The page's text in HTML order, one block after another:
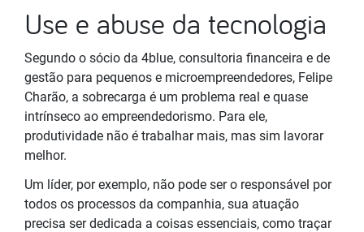
Use e abuse da tecnologia
Segundo o sócio da 4blue, consultoria financeira e de
gestão para pequenos e microempreendedores, Felipe
Charão, a sobrecarga é um problema real e quase
intrínseco ao empreendedorismo. Para ele,
produtividade não é trabalhar mais, mas sim lavorar
melhor.
Um líder, por exemplo, não pode ser o responsável por
todos os processos da companhia, sua atuação
precisa ser dedicada a coisas essenciais, como traçar